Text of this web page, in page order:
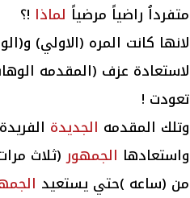
متفرداُ راضياً مرضياً لماذا !؟
لانها كانت المره (الاولي)
لاستعادة عزف (المقدمه
تعودت !
وتلك المقدمه الجديدة
واستعادها الجمهور(ثلاث
من (ساعه )حتي يستعيد